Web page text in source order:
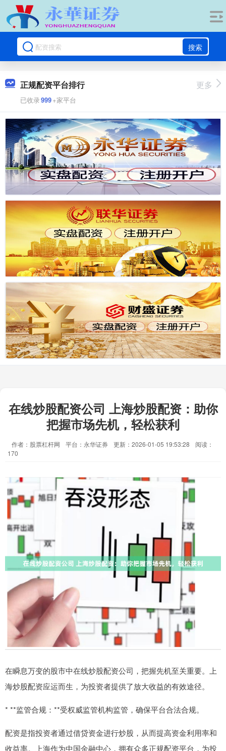
搜索
正规配资平台排行
已收录999+家平台
更多
在线炒股配资公司 上海炒股配资：助你
把握市场先机，轻松获利
作者：股票杠杆网 平台：永华证券 更新：2026-01-05 19:53:28
阅读：
170
在瞬息万变的股市中在线炒股配资公司，把握先机至关重要。上
海炒股配资应运而生，为投资者提供了放大收益的有效途径。
* **监管合规：**受权威监管机构监管，确保平台合法合规。
配资是指投资者通过借贷资金进行炒股，从而提高资金利用率和
收益率。上海作为中国金融中心，拥有众多正规配资平台，为投